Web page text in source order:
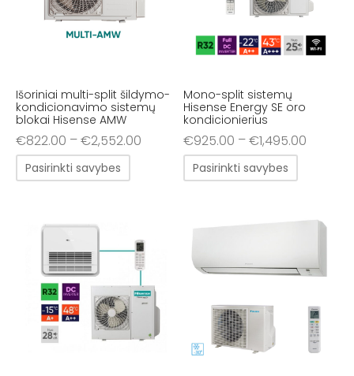
Išoriniai multi-split šildymo-
kondicionavimo sistemų
blokai Hisense AMW
€822.00 –€2,552.00
Pasirinkti savybes
Mono-split sistemų
Hisense Energy SE oro
kondicionierius
€925.00 –€1,495.00
Pasirinkti savybes